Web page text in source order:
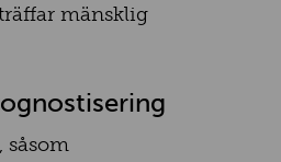
mänsklig
såsom